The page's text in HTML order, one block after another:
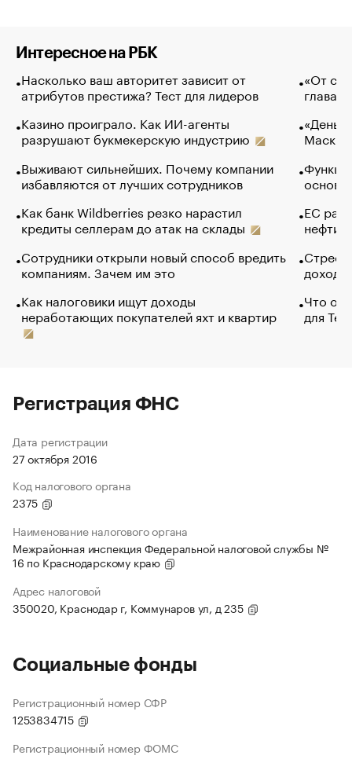
Интересное на РБК
Насколько ваш авторитет зависит от
атрибутов престижа? Тест для лидеров
Казино проиграло. Как ИИ-агенты
разрушают букмекерскую индустрию
Выживают сильнейших. Почему компании
избавляются от лучших сотрудников
Как банк Wildberries резко нарастил
кредиты селлерам до атак на склады
Сотрудники открыли новый способ вредить
компаниям. Зачем им это
Как налоговики ищут доходы
неработающих покупателей яхт и квартир
«От
глава
Маск в
основ
ЕС
нефти
Что
для
Регистрация ФНС
Дата регистрации
27 октября 2016
Код налогового органа
2375
Наименование налогового органа
Межрайонная инспекция Федеральной налоговой службы №
16 по Краснодарскому краю
Адрес налоговой
350020, Краснодар г, Коммунаров ул, д 235
Социальные фонды
Регистрационный номер СФР
1253834715
Регистрационный номер ФОМС